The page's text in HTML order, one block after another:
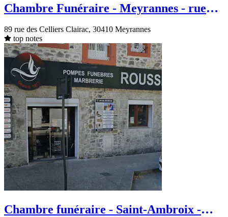
Chambre Funéraire - Meyrannes - rue
89 rue des Celliers Clairac, 30410 Meyrannes
top notes
Chambre funéraire - Saint-Ambroix -